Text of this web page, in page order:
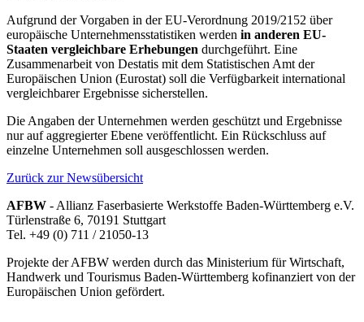
Aufgrund der Vorgaben in der EU-Verordnung 2019/2152 über
europäische Unternehmensstatistiken werden in anderen EU-
Staaten vergleichbare Erhebungen durchgeführt. Eine
Zusammenarbeit von Destatis mit dem Statistischen Amt der
Europäischen Union (Eurostat) soll die Verfügbarkeit international
vergleichbarer Ergebnisse sicherstellen.
Die Angaben der Unternehmen werden geschützt und Ergebnisse
nur auf aggregierter Ebene veröffentlicht. Ein Rückschluss auf
einzelne Unternehmen soll ausgeschlossen werden.
Zurück zur Newsübersicht
AFBW - Allianz Faserbasierte Werkstoffe Baden-Württemberg e.V.
Türlenstraße 6, 70191 Stuttgart
Tel. +49 (0) 711 / 21050-13
Projekte der AFBW werden durch das Ministerium für Wirtschaft,
Handwerk und Tourismus Baden-Württemberg kofinanziert von der
Europäischen Union gefördert.